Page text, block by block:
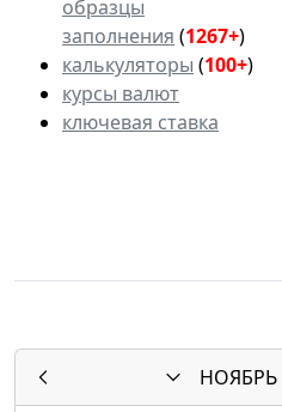
образцы
заполнения (1267+)
калькуляторы (100+)
курсы валют
ключевая ставка
НОЯБРЬ